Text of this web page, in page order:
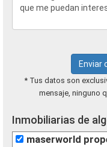
Enviar
* Tus datos son
mensaje, ninguno
Inmobiliarias de
maserworld